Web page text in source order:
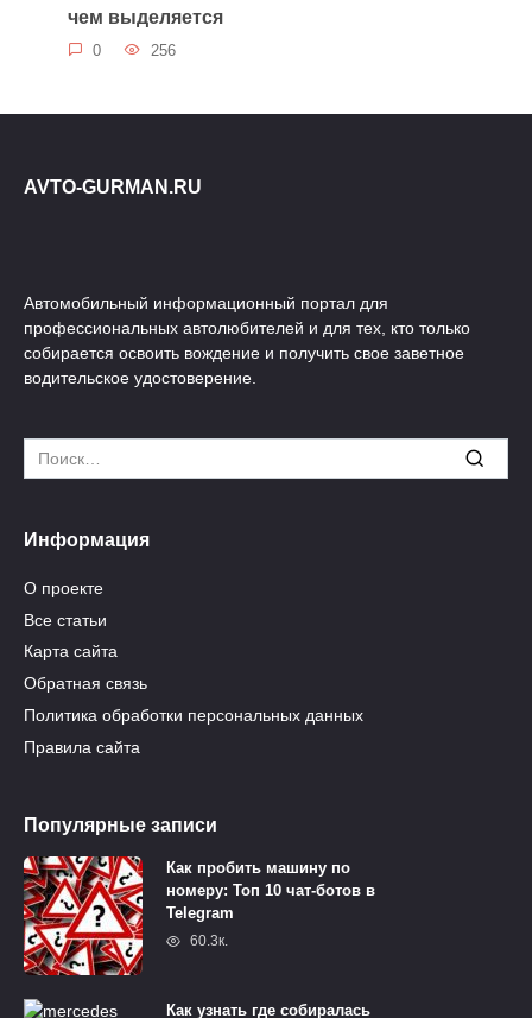
чем выделяется
0 256
AVTO-GURMAN.RU
Автомобильный информационный портал для
профессиональных автолюбителей и для тех, кто только
собирается освоить вождение и получить свое заветное
водительское удостоверение.
Search
for:
Информация
О проекте
Все статьи
Карта сайта
Обратная связь
Политика обработки персональных данных
Правила сайта
Популярные записи
Как пробить машину по
номеру: Топ 10 чат-ботов в
Telegram
60.3к.
Как узнать где собиралась